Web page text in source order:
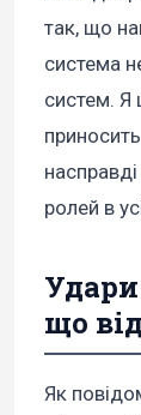
так, що
система
систем. Я
приносить
ролей в
Удари
що
Як